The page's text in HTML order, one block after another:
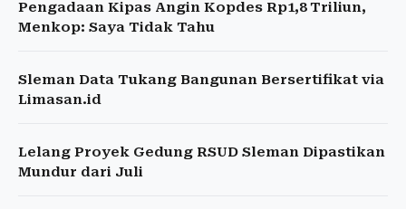
Pengadaan Kipas Angin Kopdes Rp1,8 Triliun,
Menkop: Saya Tidak Tahu
Sleman Data Tukang Bangunan Bersertifikat via
Limasan.id
Lelang Proyek Gedung RSUD Sleman Dipastikan
Mundur dari Juli